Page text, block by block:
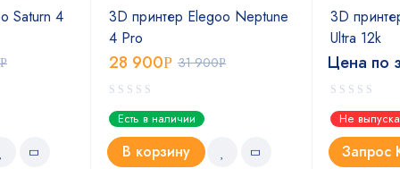
Saturn 4
Р
3D принтер Elegoo Neptune
4 Pro
31 900Р
28 900Р
Есть в наличии
В корзину
3D
Ultra 12k
Цена по
Не
Запрос